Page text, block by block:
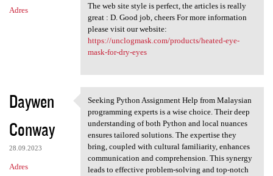
Adres
The web site style is perfect, the articles is really
great : D. Good job, cheers For more information
please visit our website:
https://unclogmask.com/products/heated-eye-
mask-for-dry-eyes
Daywen
Conway
28.09.2023
Adres
Seeking Python Assignment
Seeking Python Assignment Help from Malaysian
programming experts is a wise choice. Their deep
understanding of both Python and local nuances
ensures tailored solutions. The expertise they
bring, coupled with cultural familiarity, enhances
communication and comprehension. This synergy
leads to effective problem-solving and top-notch